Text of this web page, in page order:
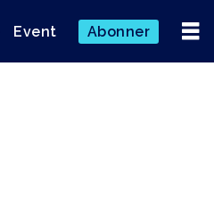
Event Abonner